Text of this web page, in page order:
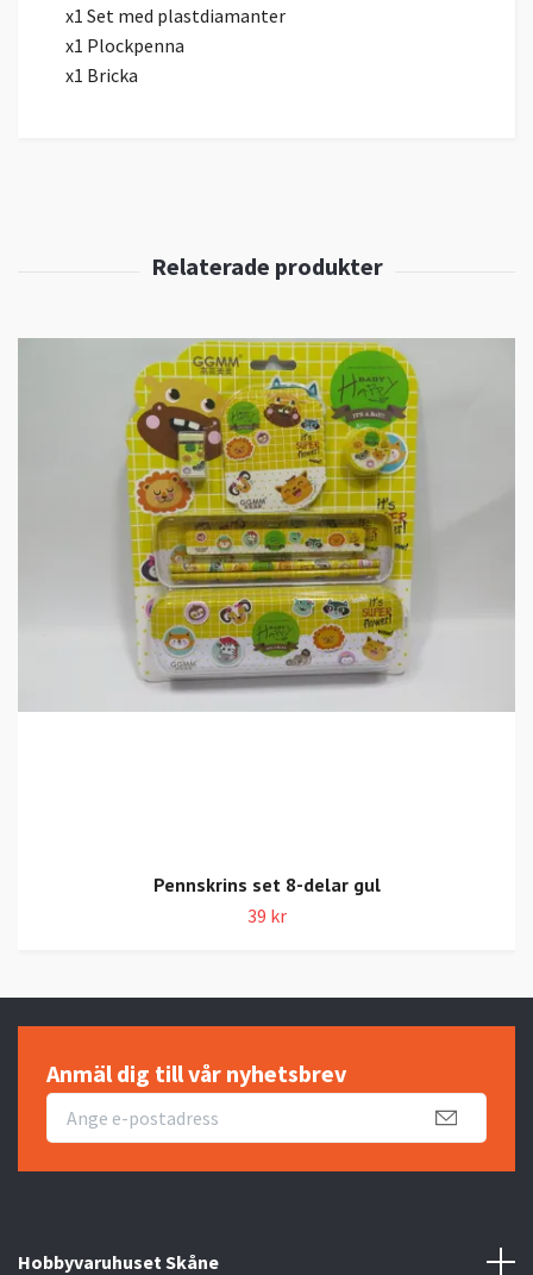
x1 Set med plastdiamanter
x1 Plockpenna
x1 Bricka
Pennskrins set 8-delar gul
39 kr
Anmäl dig till vår nyhetsbrev
Hobbyvaruhuset Skåne